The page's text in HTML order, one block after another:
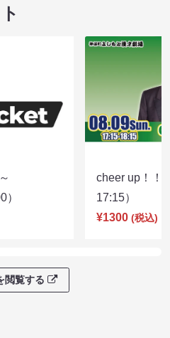
cheer up！
17:15）
¥1300 (税込)
閲覧する